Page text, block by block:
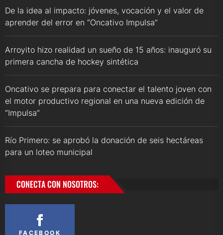
De la idea al impacto: jóvenes, vocación y el valor de
aprender del error en “Oncativo Impulsa”
Arroyito hizo realidad un sueño de 15 años: inauguró su
primera cancha de hockey sintética
Oncativo se prepara para conectar el talento joven con
el motor productivo regional en una nueva edición de
“Impulsa”
Río Primero: se aprobó la donación de seis hectáreas
para un loteo municipal
CONECTA CON NOSOTROS:
FACEBOOK